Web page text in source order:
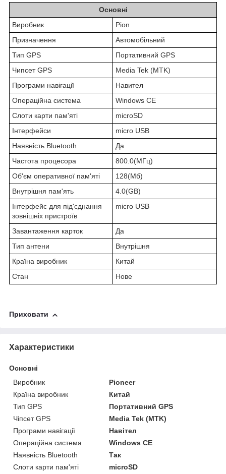
Основні
Виробник
Pion
Призначення
Автомобільний
Тип GPS
Портативний GPS
Чипсет GPS
Media Tek (MTK)
Програми навігації
Навител
Операційна система
Windows CE
Слоти карти пам'яті
microSD
Інтерфейси
micro USB
Наявність Bluetooth
Да
Частота процесора
800.0(МГц)
Об'єм оперативної пам'яті
128(Мб)
Внутрішня пам'ять
4.0(GB)
Інтерфейс для під'єднання
зовнішніх пристроїв
micro USB
Завантаження карток
Да
Тип антени
Внутрішня
Країна виробник
Китай
Стан
Нове
Приховати
Характеристики
Основні
Виробник
Pioneer
Країна виробник
Китай
Тип GPS
Портативний GPS
Чіпсет GPS
Media Tek (MTK)
Програми навігації
Навітел
Операційна система
Windows CE
Наявність Bluetooth
Так
Слоти карти пам'яті
microSD